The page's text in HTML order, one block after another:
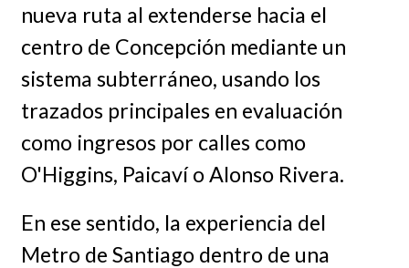
nueva ruta al extenderse hacia el
centro de Concepción mediante un
sistema subterráneo, usando los
trazados principales en evaluación
como ingresos por calles como
O'Higgins, Paicaví o Alonso Rivera.
En ese sentido, la experiencia del
Metro de Santiago dentro de una